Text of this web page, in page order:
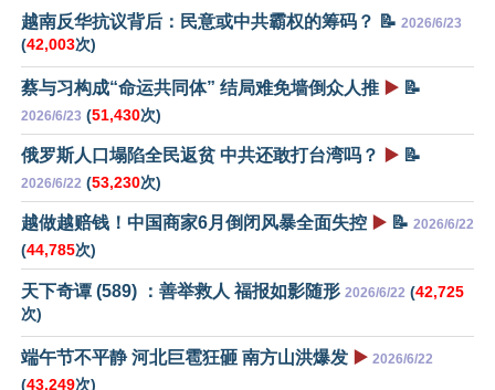
越南反华抗议背后：民意或中共霸权的筹码？ 📝 2026/6/23
(42,003次)
蔡与习构成“命运共同体” 结局难免墙倒众人推 ▶️ 📝
2026/6/23 (51,430次)
俄罗斯人口塌陷全民返贫 中共还敢打台湾吗？ ▶️ 📝
2026/6/22 (53,230次)
越做越赔钱！中国商家6月倒闭风暴全面失控 ▶️ 📝 2026/6/22
(44,785次)
天下奇谭 (589) ：善举救人 福报如影随形 2026/6/22 (42,725
次)
端午节不平静 河北巨雹狂砸 南方山洪爆发 ▶️ 2026/6/22
(43,249次)